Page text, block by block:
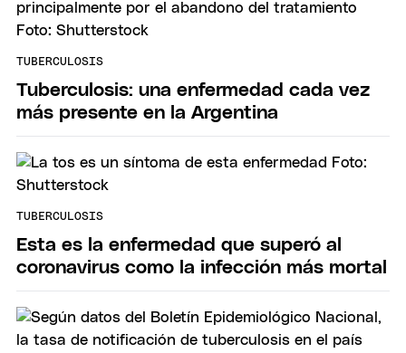
TUBERCULOSIS
Tuberculosis: una enfermedad cada vez
más presente en la Argentina
TUBERCULOSIS
Esta es la enfermedad que superó al
coronavirus como la infección más mortal